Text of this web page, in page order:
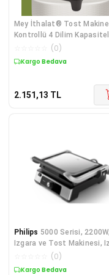
Mey İthalat® Tost
Kontrollü 4 Dilim
(0)
Kargo Bedava
2.151,13 TL
Philips 5000 Serisi, 2200W,
Izgara ve Tost Makinesi,
için Tam Açıl
(0)
Kargo Bedava